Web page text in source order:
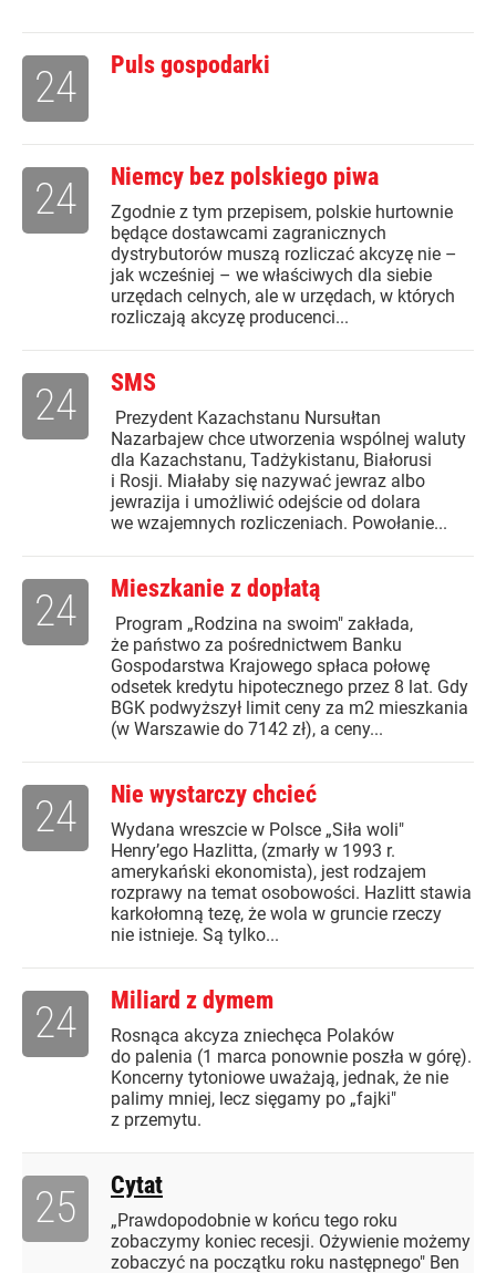
Puls gospodarki
24
Niemcy bez polskiego piwa
Zgodnie z tym przepisem, polskie hurtownie
będące dostawcami zagranicznych
dystrybutorów muszą rozliczać akcyzę nie –
jak wcześniej – we właściwych dla siebie
urzędach celnych, ale w urzędach, w których
rozliczają akcyzę producenci...
24
SMS
Prezydent Kazachstanu Nursułtan
Nazarbajew chce utworzenia wspólnej waluty
dla Kazachstanu, Tadżykistanu, Białorusi
i Rosji. Miałaby się nazywać jewraz albo
jewrazija i umożliwić odejście od dolara
we wzajemnych rozliczeniach. Powołanie...
24
Mieszkanie z dopłatą
Program „Rodzina na swoim" zakłada,
że państwo za pośrednictwem Banku
Gospodarstwa Krajowego spłaca połowę
odsetek kredytu hipotecznego przez 8 lat. Gdy
BGK podwyższył limit ceny za m2 mieszkania
(w Warszawie do 7142 zł), a ceny...
24
Nie wystarczy chcieć
Wydana wreszcie w Polsce „Siła woli"
Henry’ego Hazlitta, (zmarły w 1993 r.
amerykański ekonomista), jest rodzajem
rozprawy na temat osobowości. Hazlitt stawia
karkołomną tezę, że wola w gruncie rzeczy
nie istnieje. Są tylko...
24
Miliard z dymem
Rosnąca akcyza zniechęca Polaków
do palenia (1 marca ponownie poszła w górę).
Koncerny tytoniowe uważają, jednak, że nie
palimy mniej, lecz sięgamy po „fajki"
z przemytu.
24
Cytat
„Prawdopodobnie w końcu tego roku
zobaczymy koniec recesji. Ożywienie możemy
zobaczyć na początku roku następnego" Ben
25